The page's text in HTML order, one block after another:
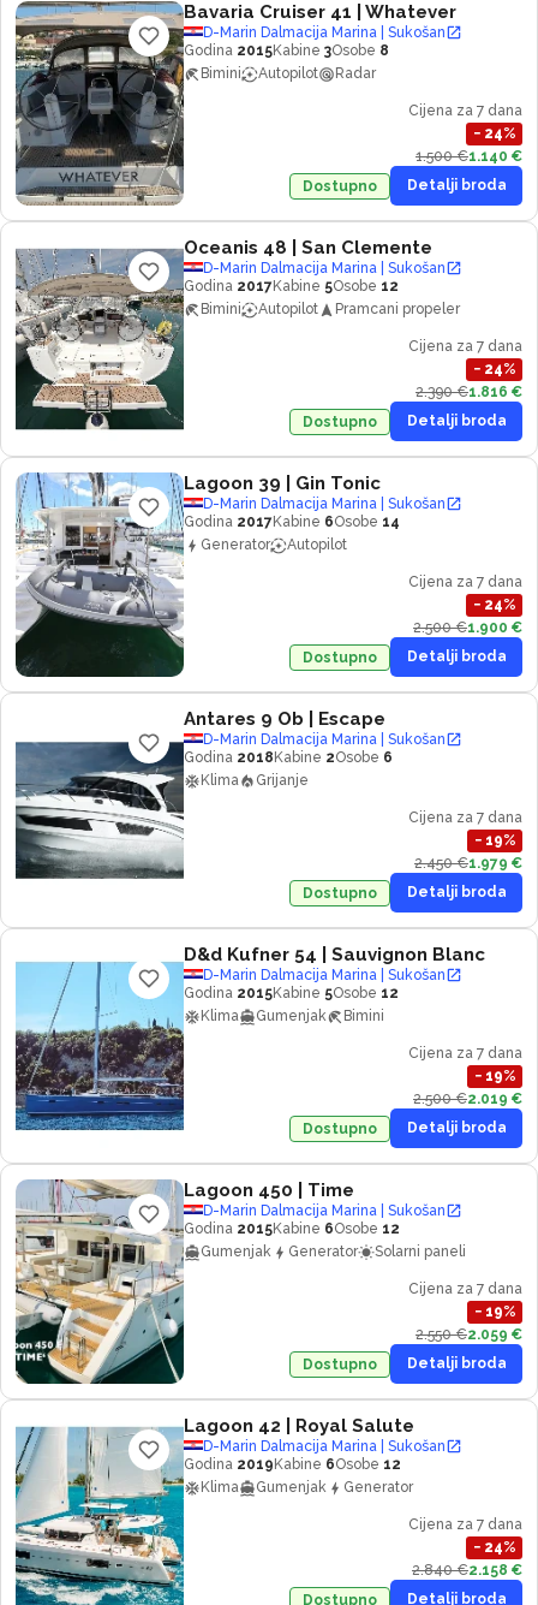
Bavaria Cruiser 41 | Whatever
D-Marin Dalmacija Marina | Sukošan
Godina 2015Kabine 3Osobe 8
Bimini
Autopilot Radar
Cijena za 7 dana
− 24%
1.500 €1.140 €
Dostupno
Detalji broda
Oceanis 48 | San Clemente
D-Marin Dalmacija Marina | Sukošan
Godina 2017Kabine 5Osobe 12
Bimini
Autopilot Pramcani propeler
Cijena za 7 dana
− 24%
2.390 €1.816 €
Dostupno
Detalji broda
Lagoon 39 | Gin Tonic
D-Marin Dalmacija Marina | Sukošan
Godina 2017Kabine 6Osobe 14
Generator
Autopilot
Cijena za 7 dana
− 24%
2.500 €1.900 €
Dostupno
Detalji broda
Antares 9 Ob | Escape
D-Marin Dalmacija Marina | Sukošan
Godina 2018 Kabine 2Osobe 6
Klima
Grijanje
Cijena za 7 dana
− 19%
2.450 €1.979 €
Dostupno
Detalji broda
D&d Kufner 54 | Sauvignon Blanc
D-Marin Dalmacija Marina | Sukošan
Godina 2015Kabine 5Osobe 12
Klima
Gumenjak Bimini
Cijena za 7 dana
− 19%
2.500 €2.019 €
Dostupno
Detalji broda
Lagoon 450 | Time
D-Marin Dalmacija Marina | Sukošan
Godina 2015Kabine 6Osobe 12
Gumenjak
Generator Solarni paneli
Cijena za 7 dana
− 19%
2.550 €2.059 €
Dostupno
Detalji broda
Lagoon 42 | Royal Salute
D-Marin Dalmacija Marina | Sukošan
Godina 2019 Kabine 6Osobe 12
Klima
Gumenjak Generator
Cijena za 7 dana
− 24%
2.840 €2.158 €
Dostupno
Detalji broda